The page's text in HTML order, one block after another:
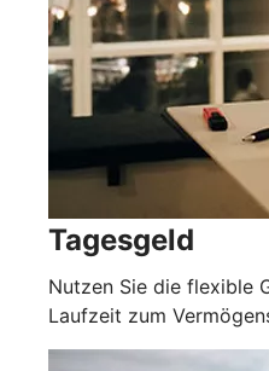
Tagesgeld
Nutzen Sie die flexible
Laufzeit zum